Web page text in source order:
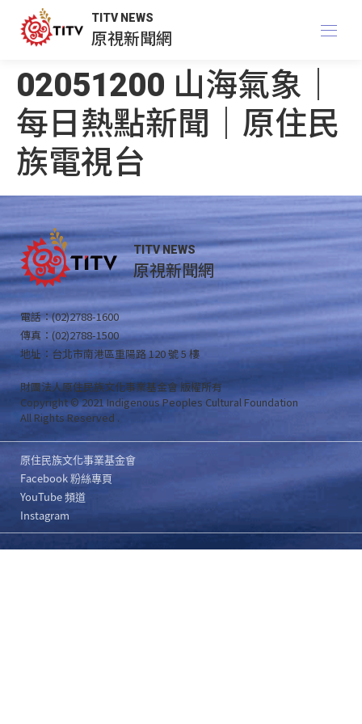
TITV NEWS
原視新聞網
02051200 山海氣象｜
每日熱點新聞｜原住民
族電視台
TITV NEWS
原視新聞網
電話：(02)2788-1600
傳真：(02)2788-1500
地址：台北市南港區重陽路 120 號 5 樓
財團法人原住民族文化事業基金會 版權所有
Copyright © 2021 Indigenous Peoples Cultural Foundation
All Rights Reserved .
原住民族文化事業基金會
Facebook 粉絲專頁
YouTube 頻道
Instagram